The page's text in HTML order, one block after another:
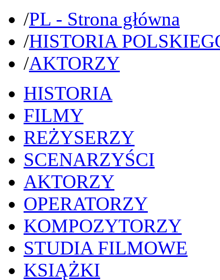
/PL - Strona główna
/HISTORIA
/AKTORZY
HISTORIA
FILMY
REŻYSERZY
SCENARZYŚCI
AKTORZY
OPERATORZY
KOMPOZYTORZY
STUDIA FILMOWE
KSIĄŻKI